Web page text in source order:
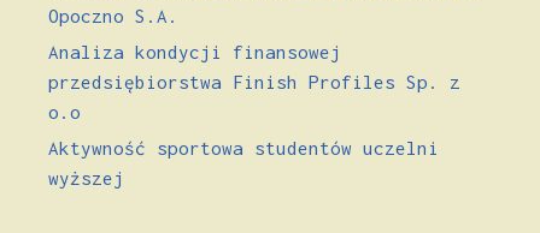
Opoczno S.A.
Analiza kondycji finansowej
przedsiębiorstwa Finish Profiles Sp. z
o.o
Aktywność sportowa studentów uczelni
wyższej